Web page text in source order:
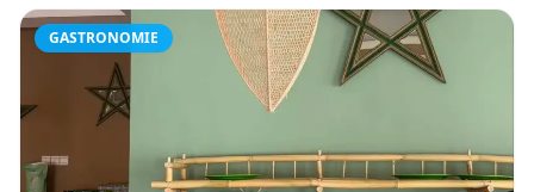
GASTRONOMIE